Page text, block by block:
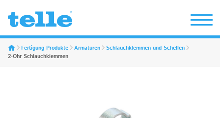
Erwin Telle GmbH
Fertigung Produkte Armaturen
Schlauchklemmen und Schellen
2-Ohr Schlauchklemmen